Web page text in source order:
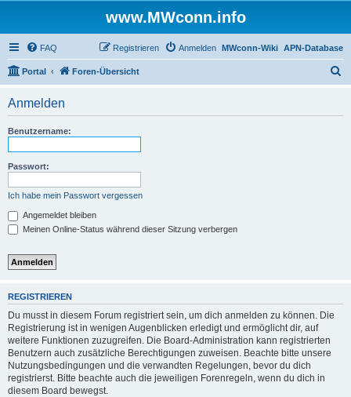
www.MWconn.info
FAQ APN-Database
MWconn-Wiki
Anmelden
Registrieren
Portal Foren-Übersicht
Anmelden
Benutzername:
Passwort:
Ich habe mein Passwort vergessen
Angemeldet bleiben
Meinen Online-Status während dieser Sitzung verbergen
REGISTRIEREN
Du musst in diesem Forum registriert sein, um dich anmelden zu können. Die
Registrierung ist in wenigen Augenblicken erledigt und ermöglicht dir, auf
weitere Funktionen zuzugreifen. Die Board-Administration kann registrierten
Benutzern auch zusätzliche Berechtigungen zuweisen. Beachte bitte unsere
Nutzungsbedingungen und die verwandten Regelungen, bevor du dich
registrierst. Bitte beachte auch die jeweiligen Forenregeln, wenn du dich in
diesem Board bewegst.